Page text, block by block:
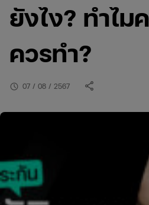
ยังไง? ทำไม
ควรทำ?
schedule 07 / 08 / 2567 share